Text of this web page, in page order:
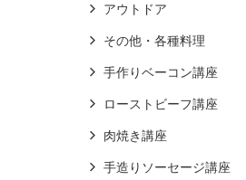
アウトドア
その他・各種料理
手作りベーコン講座
ローストビーフ講座
肉焼き講座
手造りソーセージ講座